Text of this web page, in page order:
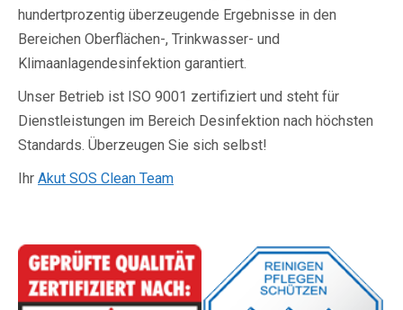
hundertprozentig überzeugende Ergebnisse in den
Bereichen Oberflächen-, Trinkwasser- und
Klimaanlagendesinfektion garantiert.
Unser Betrieb ist ISO 9001 zertifiziert und steht für
Dienstleistungen im Bereich Desinfektion nach höchsten
Standards. Überzeugen Sie sich selbst!
Ihr Akut SOS Clean Team